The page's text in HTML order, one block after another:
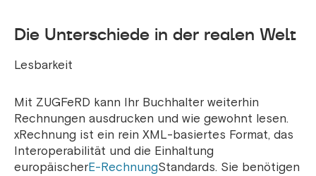
Die Unterschiede in der realen Welt
Lesbarkeit
Mit ZUGFeRD kann Ihr Buchhalter weiterhin
Rechnungen ausdrucken und wie gewohnt lesen.
xRechnung ist ein rein XML-basiertes Format, das
Interoperabilität und die Einhaltung
europäischerE-RechnungStandards. Sie benötigen